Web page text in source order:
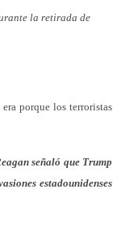
la retirada de
porque los terroristas
señaló que Trump
estadounidenses